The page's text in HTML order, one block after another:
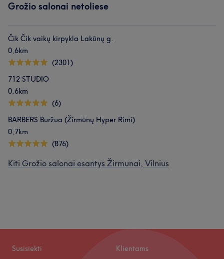
Grožio salonai netoliese
Čik Čik vaikų kirpykla Lakūnų g.
0,6km
(2301)
712 STUDIO
0,6km
(6)
BARBERS Buržua (Žirmūnų Hyper Rimi)
0,7km
(876)
Kiti Grožio salonai esantys Žirmunai, Vilnius
Susisiekti Klientams